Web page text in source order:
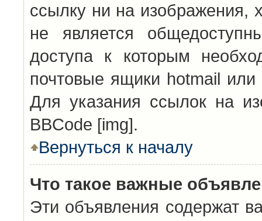
ссылку ни на
не является
доступа к которым
почтовые ящики hotmail
Для указания ссылок на
BBCode [img].
Вернуться к началу
Что такое важные
Эти объявления содержат